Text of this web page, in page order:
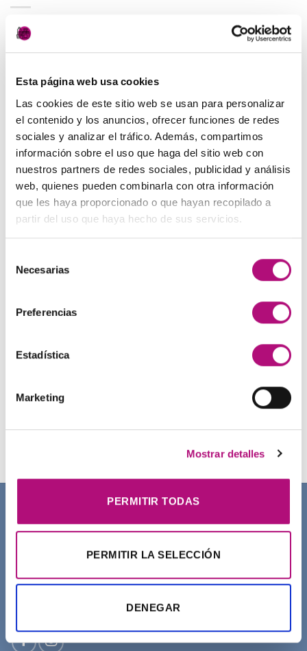
Esta página web usa cookies
Las cookies de este sitio web se usan para personalizar
el contenido y los anuncios, ofrecer funciones de redes
sociales y analizar el tráfico. Además, compartimos
información sobre el uso que haga del sitio web con
nuestros partners de redes sociales, publicidad y análisis
web, quienes pueden combinarla con otra información
que les haya proporcionado o que hayan recopilado a
partir del uso que haya hecho de sus servicios.
Necesarias
Preferencias
Estadística
Marketing
Mostrar detalles
PERMITIR TODAS
PERMITIR LA SELECCIÓN
DENEGAR
Elisièr Instant Bond Tratamiento
137,00€ El
original
era:
137,00€.
130,00€El
actual
es:
130,00€.
(IVA incluido)
48,00€ El
precio
original
era:
48,00€.
45,00 €El
precio
actual
es:
45,00€.
(IVA incluido)
Paleta de Maquillaje Avon
32,99
El
era:
32,99€.
28,50
precio
es:
28,50€.
(IVA incluido)
Maquíllate
11,99€ El
8,50€El(IVA incluido)
MEJOR VALORADOS
Pendientes Negro